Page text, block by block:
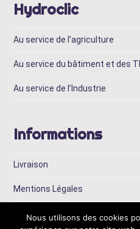
Hydroclic
Au service de l’agriculture
Au service du bâtiment et des
Au service de l’Industrie
Informations
Livraison
Mentions Légales
Conditions Générales de Vente
Nous utilisons des cookies